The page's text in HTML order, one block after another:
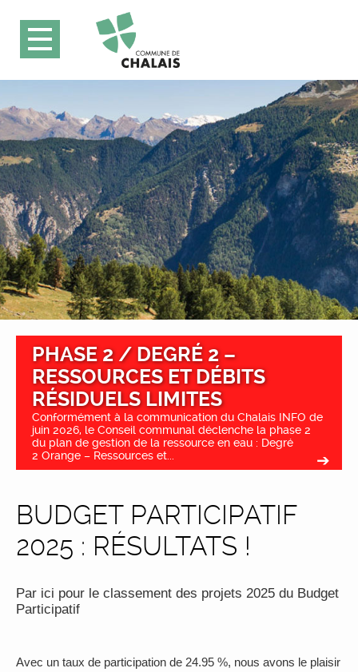
PHASE 2 / DEGRÉ 2 –
RESSOURCES ET DÉBITS
RÉSIDUELS LIMITES
Conformément à la communication du Chalais INFO de
juin 2026, le Conseil communal déclenche la phase 2
du plan de gestion de la ressource en eau : Degré
2 Orange – Ressources et...
BUDGET PARTICIPATIF
2025 : RÉSULTATS !
Par ici pour le classement des projets 2025 du Budget
Participatif
Avec un taux de participation de 24.95 %, nous avons le plaisir